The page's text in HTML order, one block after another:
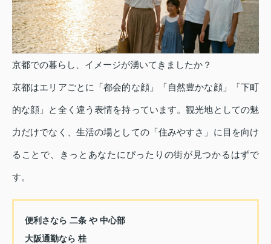
京都での暮らし、イメージが湧いてきましたか？
京都はエリアごとに「都会的な顔」「自然豊かな顔」「下町
的な顔」と全く違う表情を持っています。観光地としての魅
力だけでなく、生活の場としての「住みやすさ」に目を向け
ることで、きっとあなたにぴったりの街が見つかるはずで
す。
便利さなら 二条や 中心部
大阪通勤なら 桂